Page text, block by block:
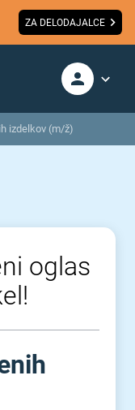
ZA DELODAJALCE
izdelkov (m/ž)
oglas